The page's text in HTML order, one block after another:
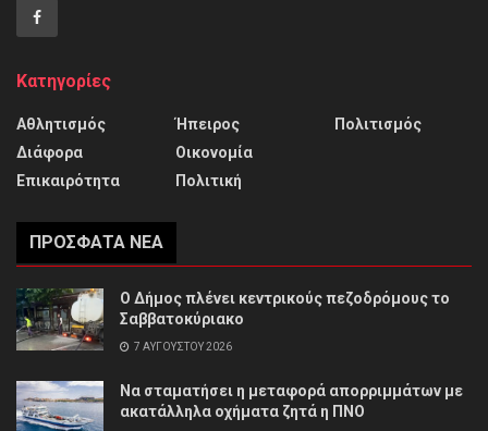
Κατηγορίες
Αθλητισμός
Διάφορα
Επικαιρότητα
Ήπειρος
Οικονομία
Πολιτική
Πολιτισμός
ΠΡΌΣΦΑΤΑ ΝΈΑ
Ο Δήμος πλένει κεντρικούς πεζοδρόμους το
Σαββατοκύριακο
7 ΑΥΓΟΎΣΤΟΥ 2026
Να σταματήσει η μεταφορά απορριμμάτων με
ακατάλληλα οχήματα ζητά η ΠΝΟ